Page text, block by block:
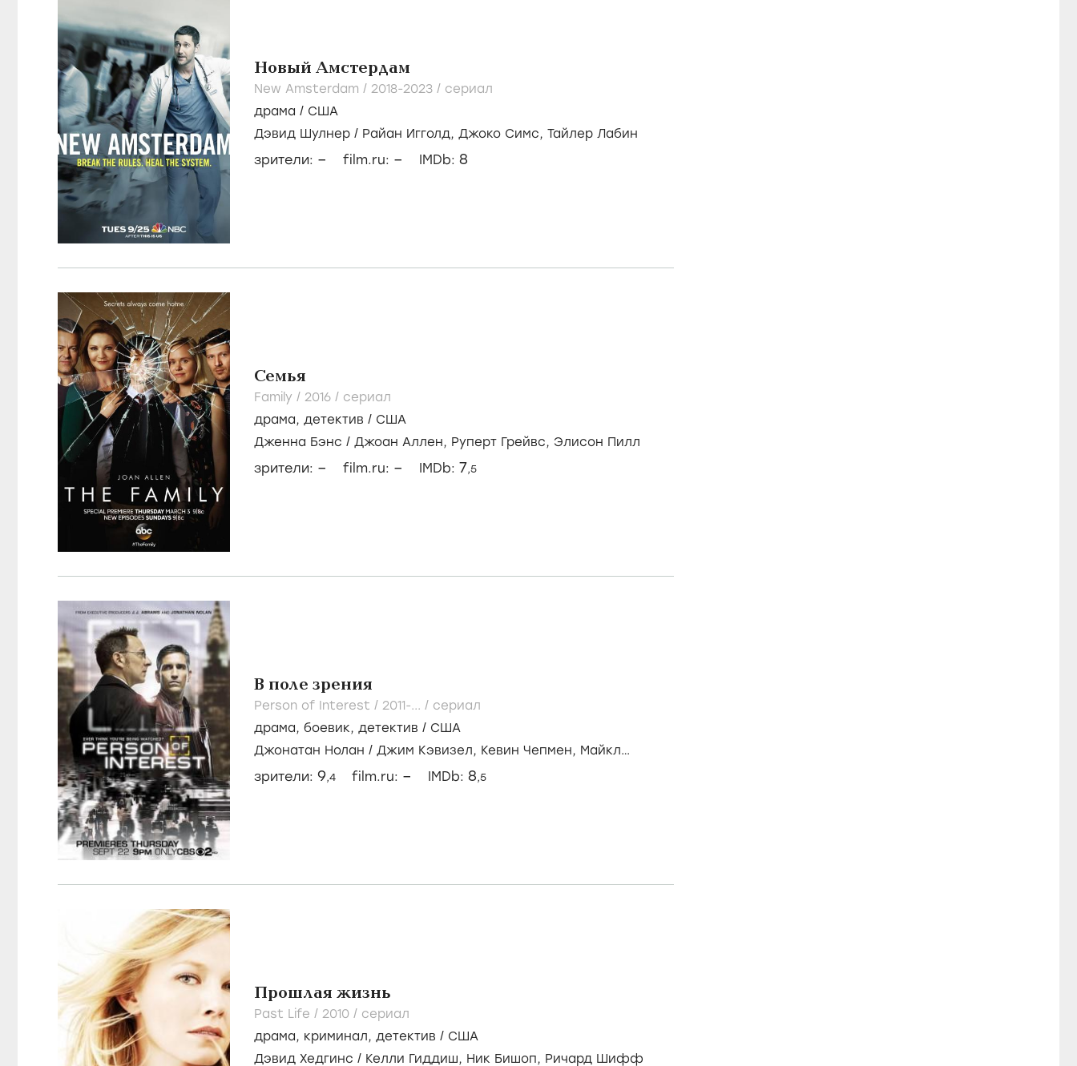
Новый Амстердам
New Amsterdam / 2018-2023 / сериал
драма / США
Дэвид Шулнер / Райан Игголд, Джоко Симс, Тайлер Лабин
зрители: – film.ru: – IMDb: 8
Семья
Family / 2016 / сериал
драма, детектив / США
Дженна Бэнс / Джоан Аллен, Руперт Грейвс, Элисон Пилл
зрители: – film.ru: – IMDb: 7,5
В поле зрения
Person of Interest / 2011-... / сериал
драма, боевик, детектив / США
Джонатан Нолан / Джим Кэвизел, Кевин Чепмен, Майкл
зрители: 9,4 film.ru: – IMDb: 8,5
Прошлая жизнь
Past Life / 2010 / сериал
драма, криминал, детектив / США
Дэвид Хедгинс / Келли Гиддиш, Ник Бишоп, Ричард Шифф